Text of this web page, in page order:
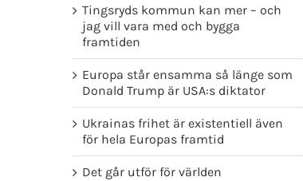
Tingsryds kommun kan mer – och
jag vill vara med och bygga
framtiden
Europa står ensamma så länge som
Donald Trump är USA:s diktator
Ukrainas frihet är existentiell även
för hela Europas framtid
Det går utför för världen